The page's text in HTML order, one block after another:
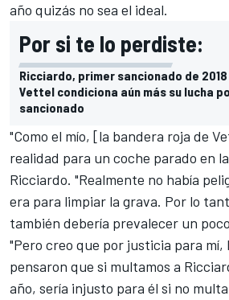
año quizás no sea el ideal.
Por si te lo perdiste:
Ricciardo, primer sancionado de 2018
Vettel condiciona aún más su lucha
sancionado
"Como el mío, [la bandera roja de
realidad para un coche parado en
Ricciardo. "Realmente no había
era para limpiar la grava. Por lo
también debería prevalecer un
"Pero creo que por justicia para mí,
pensaron que si multamos a
año, sería injusto para él si no